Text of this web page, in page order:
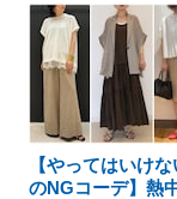
【やってはいけな
のNGコーデ】熱